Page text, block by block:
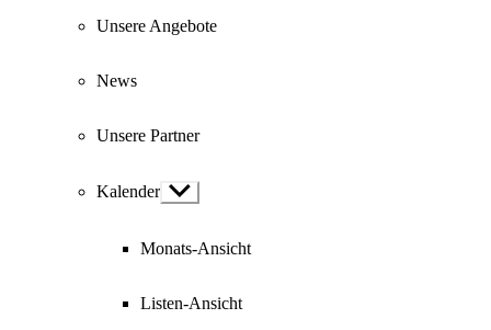
Unsere Angebote
News
Unsere Partner
Kalender Show
sub
Monats-Ansicht
Listen-Ansicht